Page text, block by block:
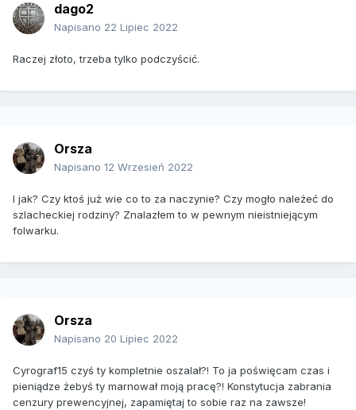
dago2
Napisano 22 Lipiec 2022
Raczej złoto, trzeba tylko podczyścić.
Orsza
Napisano 12 Wrzesień 2022
I jak? Czy ktoś już wie co to za naczynie? Czy mogło należeć do
szlacheckiej rodziny? Znalazłem to w pewnym nieistniejącym
folwarku.
Orsza
Napisano 20 Lipiec 2022
Cyrograf15 czyś ty kompletnie oszalał?! To ja poświęcam czas i
pieniądze żebyś ty marnował moją pracę?! Konstytucja zabrania
cenzury prewencyjnej, zapamiętaj to sobie raz na zawsze!